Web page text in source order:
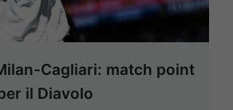
Cagliari: match point
il Diavolo